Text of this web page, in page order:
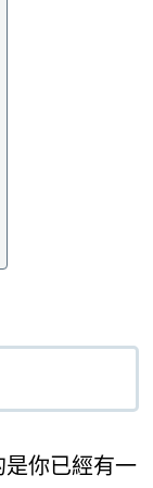
你已經有一